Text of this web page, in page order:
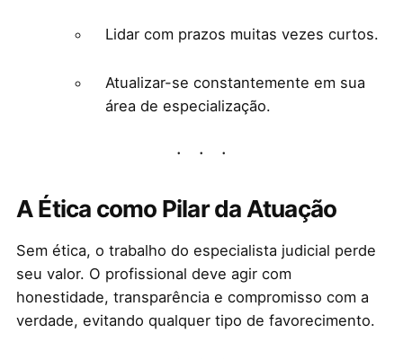
Lidar com prazos muitas vezes curtos.
Atualizar-se constantemente em sua
área de especialização.
A Ética como Pilar da Atuação
Sem ética, o trabalho do especialista judicial perde
seu valor. O profissional deve agir com
honestidade, transparência e compromisso com a
verdade, evitando qualquer tipo de favorecimento.